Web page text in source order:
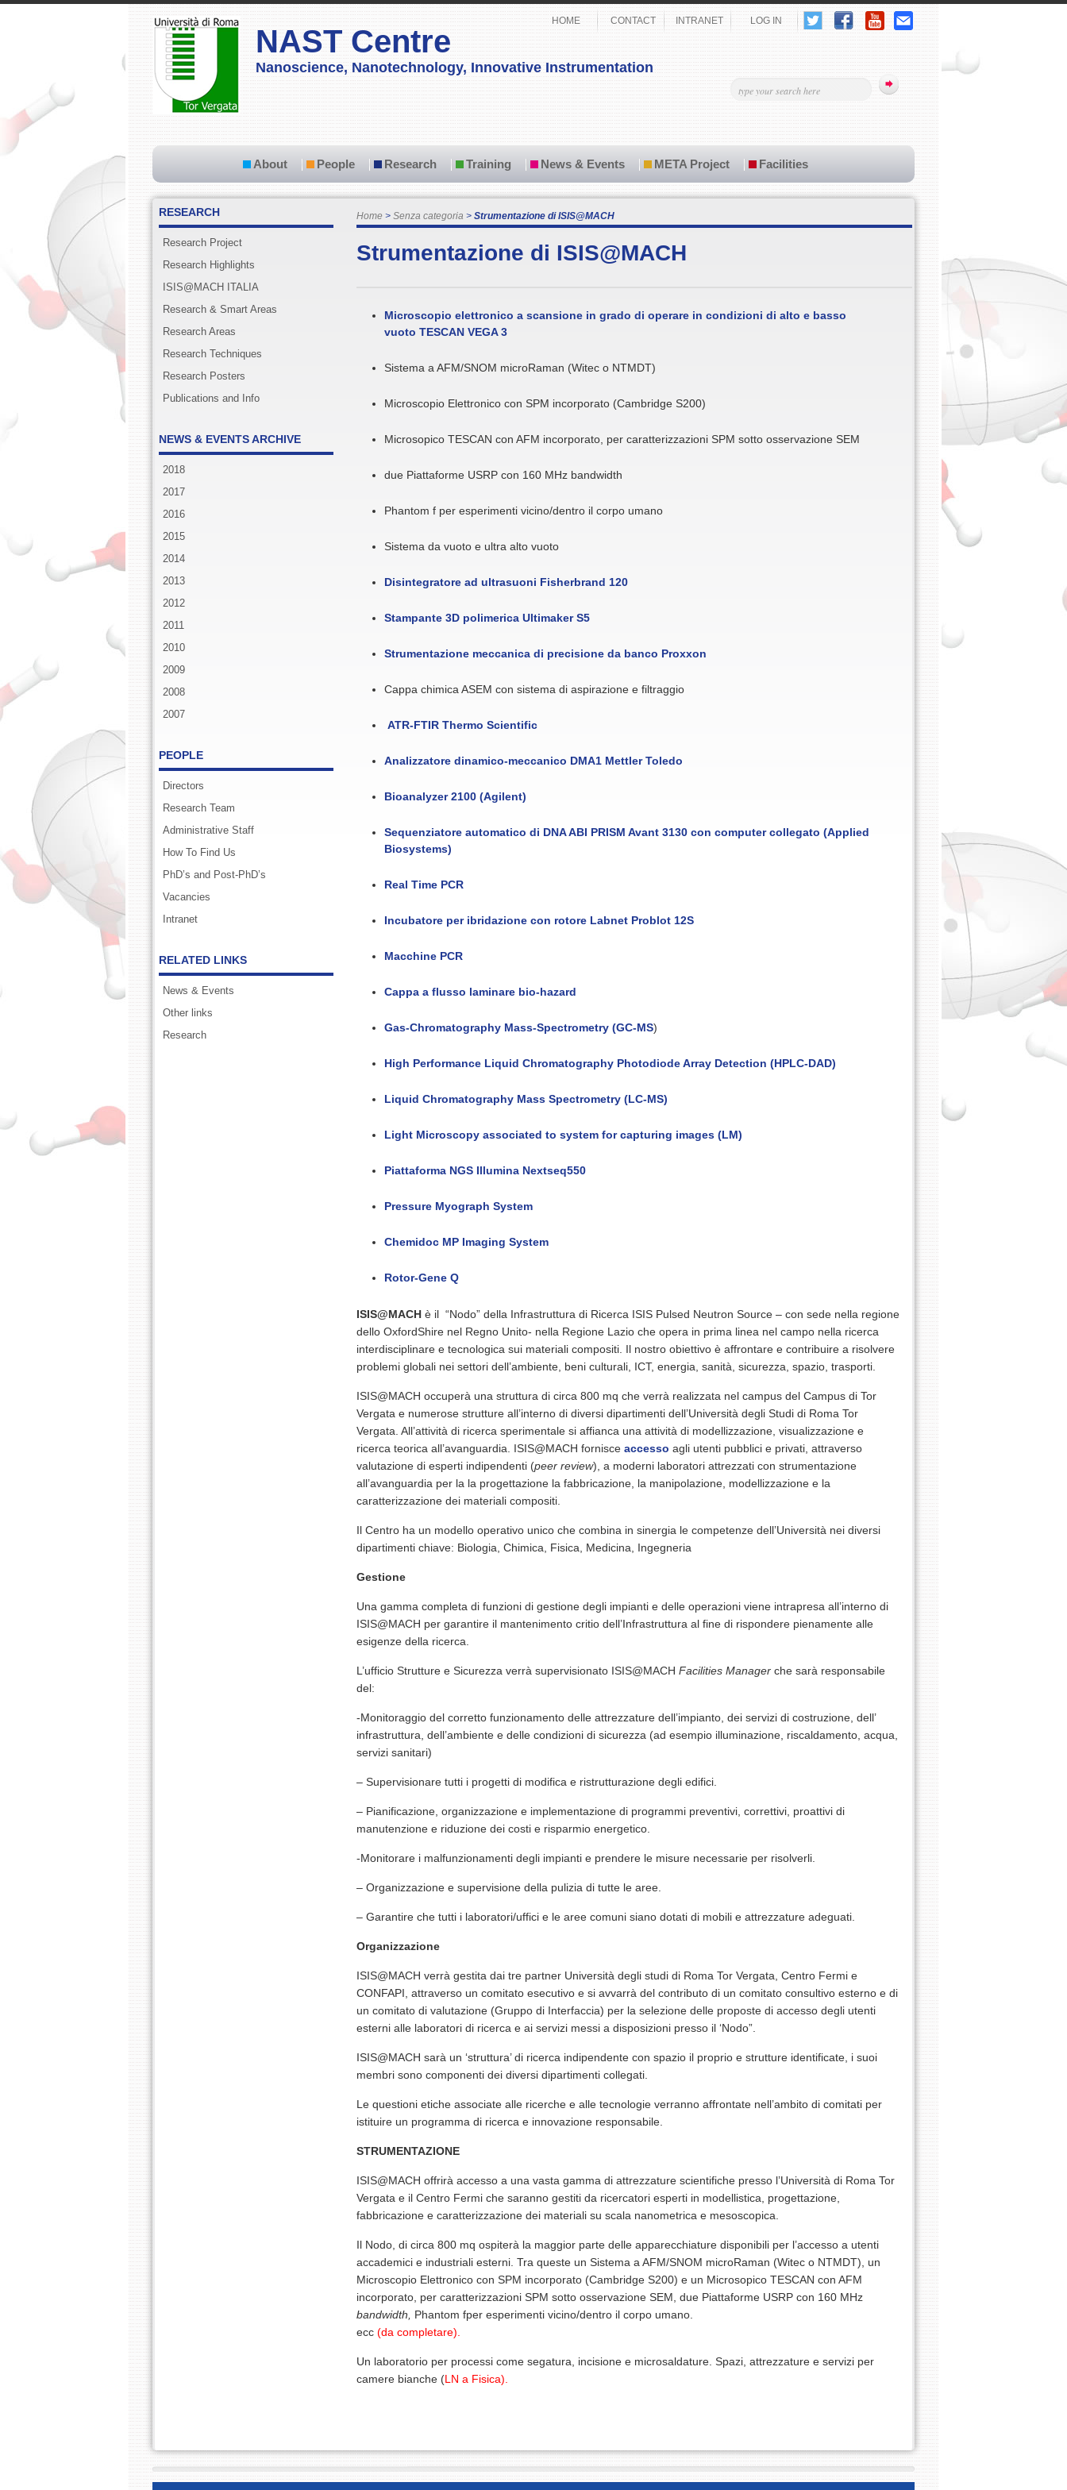
NAST Centre
Nanoscience, Nanotechnology, Innovative Instrumentation
LOG IN
INTRANET
CONTACT
HOME
About People Research Training News & Events META Project Facilities
Home Senza categoria Strumentazione di ISIS@MACH
Strumentazione di ISIS@MACH
Microscopio elettronico a scansione in grado di operare in condizioni di alto e basso
vuoto TESCAN VEGA 3
Sistema a AFM/SNOM microRaman (Witec o NTMDT)
Microscopio Elettronico con SPM incorporato (Cambridge S200)
Microsopico TESCAN con AFM incorporato, per caratterizzazioni SPM sotto osservazione SEM
due Piattaforme USRP con 160 MHz bandwidth
Phantom f per esperimenti vicino/dentro il corpo umano
Sistema da vuoto e ultra alto vuoto
Disintegratore ad ultrasuoni Fisherbrand 120
Stampante 3D polimerica Ultimaker S5
Strumentazione meccanica di precisione da banco Proxxon
Cappa chimica ASEM con sistema di aspirazione e filtraggio
ATR-FTIR Thermo Scientific
Analizzatore dinamico-meccanico DMA1 Mettler Toledo
Bioanalyzer 2100 (Agilent)
Sequenziatore automatico di DNA ABI PRISM Avant 3130 con computer collegato (Applied
Biosystems)
Real Time PCR
Incubatore per ibridazione con rotore Labnet Problot 12S
Macchine PCR
Cappa a flusso laminare bio-hazard
Gas-Chromatography Mass-Spectrometry (GC-MS)
High Performance Liquid Chromatography Photodiode Array Detection (HPLC-DAD)
Liquid Chromatography Mass Spectrometry (LC-MS)
Light Microscopy associated to system for capturing images (LM)
Piattaforma NGS Illumina Nextseq550
Pressure Myograph System
Chemidoc MP Imaging System
Rotor-Gene Q
ISIS@MACH è il “Nodo” della Infrastruttura di Ricerca ISIS Pulsed Neutron Source – con sede nella regione
dello OxfordShire nel Regno Unito- nella Regione Lazio che opera in prima linea nel campo nella ricerca
interdisciplinare e tecnologica sui materiali compositi. Il nostro obiettivo è affrontare e contribuire a risolvere
problemi globali nei settori dell’ambiente, beni culturali, ICT, energia, sanità, sicurezza, spazio, trasporti.
ISIS@MACH occuperà una struttura di circa 800 mq che verrà realizzata nel campus del Campus di Tor
Vergata e numerose strutture all’interno di diversi dipartimenti dell’Università degli Studi di Roma Tor
Vergata. All’attività di ricerca sperimentale si affianca una attività di modellizzazione, visualizzazione e
ricerca teorica all’avanguardia. ISIS@MACH fornisce accesso agli utenti pubblici e privati, attraverso
valutazione di esperti indipendenti (peer review), a moderni laboratori attrezzati con strumentazione
all’avanguardia per la la progettazione la fabbricazione, la manipolazione, modellizzazione e la
caratterizzazione dei materiali compositi.
Il Centro ha un modello operativo unico che combina in sinergia le competenze dell’Università nei diversi
dipartimenti chiave: Biologia, Chimica, Fisica, Medicina, Ingegneria
Gestione
Una gamma completa di funzioni di gestione degli impianti e delle operazioni viene intrapresa all’interno di
ISIS@MACH per garantire il mantenimento critio dell’Infrastruttura al fine di rispondere pienamente alle
esigenze della ricerca.
L’ufficio Strutture e Sicurezza verrà supervisionato ISIS@MACH Facilities Manager che sarà responsabile
del:
-Monitoraggio del corretto funzionamento delle attrezzature dell’impianto, dei servizi di costruzione, dell’
infrastruttura, dell’ambiente e delle condizioni di sicurezza (ad esempio illuminazione, riscaldamento, acqua,
servizi sanitari)
– Supervisionare tutti i progetti di modifica e ristrutturazione degli edifici.
– Pianificazione, organizzazione e implementazione di programmi preventivi, correttivi, proattivi di
manutenzione e riduzione dei costi e risparmio energetico.
-Monitorare i malfunzionamenti degli impianti e prendere le misure necessarie per risolverli.
– Organizzazione e supervisione della pulizia di tutte le aree.
– Garantire che tutti i laboratori/uffici e le aree comuni siano dotati di mobili e attrezzature adeguati.
Organizzazione
ISIS@MACH verrà gestita dai tre partner Università degli studi di Roma Tor Vergata, Centro Fermi e
CONFAPI, attraverso un comitato esecutivo e si avvarrà del contributo di un comitato consultivo esterno e di
un comitato di valutazione (Gruppo di Interfaccia) per la selezione delle proposte di accesso degli utenti
esterni alle laboratori di ricerca e ai servizi messi a disposizioni presso il ‘Nodo”.
ISIS@MACH sarà un ‘struttura’ di ricerca indipendente con spazio il proprio e strutture identificate, i suoi
membri sono componenti dei diversi dipartimenti collegati.
Le questioni etiche associate alle ricerche e alle tecnologie verranno affrontate nell’ambito di comitati per
istituire un programma di ricerca e innovazione responsabile.
STRUMENTAZIONE
ISIS@MACH offrirà accesso a una vasta gamma di attrezzature scientifiche presso l’Università di Roma Tor
Vergata e il Centro Fermi che saranno gestiti da ricercatori esperti in modellistica, progettazione,
fabbricazione e caratterizzazione dei materiali su scala nanometrica e mesoscopica.
Il Nodo, di circa 800 mq ospiterà la maggior parte delle apparecchiature disponibili per l’accesso a utenti
accademici e industriali esterni. Tra queste un Sistema a AFM/SNOM microRaman (Witec o NTMDT), un
Microscopio Elettronico con SPM incorporato (Cambridge S200) e un Microsopico TESCAN con AFM
incorporato, per caratterizzazioni SPM sotto osservazione SEM, due Piattaforme USRP con 160 MHz
bandwidth, Phantom fper esperimenti vicino/dentro il corpo umano.
ecc (da completare).
Un laboratorio per processi come segatura, incisione e microsaldature. Spazi, attrezzature e servizi per
camere bianche (LN a Fisica).
RESEARCH
Research Project
Research Highlights
ISIS@MACH ITALIA
Research & Smart Areas
Research Areas
Research Techniques
Research Posters
Publications and Info
NEWS & EVENTS ARCHIVE
2018
2017
2016
2015
2014
2013
2012
2011
2010
2009
2008
2007
PEOPLE
Directors
Research Team
Administrative Staff
How To Find Us
PhD’s and Post-PhD’s
Vacancies
Intranet
RELATED LINKS
News & Events
Other links
Research